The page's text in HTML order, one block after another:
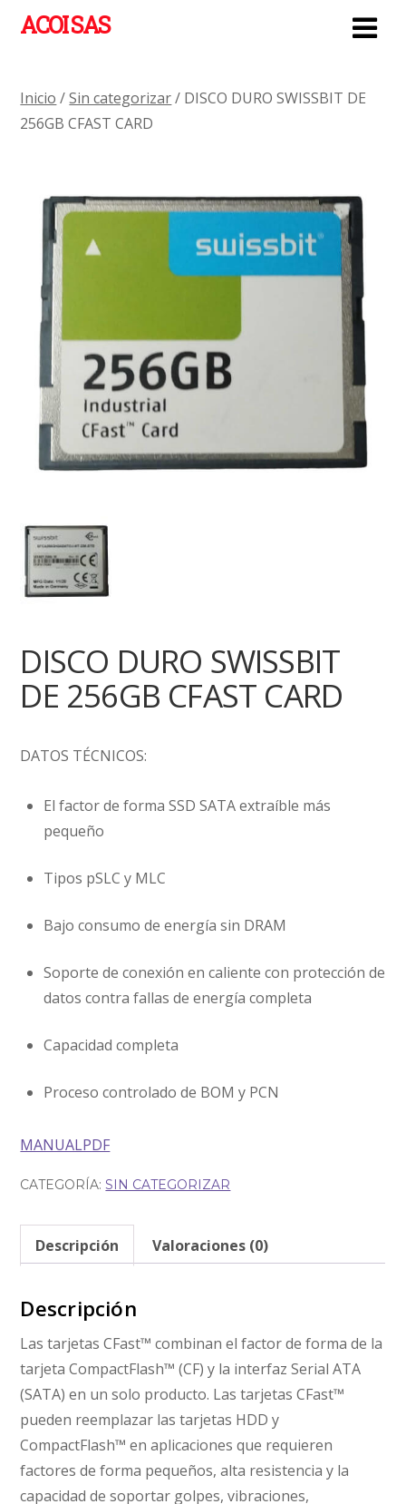
ACOI SAS
Inicio /Sin categorizar/ DISCO DURO SWISSBIT DE
256GB CFAST CARD
DISCO DURO SWISSBIT
DE 256GB CFAST CARD
DATOS TÉCNICOS:
El factor de forma SSD SATA extraíble más
pequeño
Tipos pSLC y MLC
Bajo consumo de energía sin DRAM
Soporte de conexión en caliente con protección de
datos contra fallas de energía completa
Capacidad completa
Proceso controlado de BOM y PCN
MANUALPDF
CATEGORÍA:SIN CATEGORIZAR
Descripción Valoraciones (0)
Descripción
Las tarjetas CFast™ combinan el factor de forma de la
tarjeta CompactFlash™ (CF) y la interfaz Serial ATA
(SATA) en un solo producto. Las tarjetas CFast™
pueden reemplazar las tarjetas HDD y
CompactFlash™ en aplicaciones que requieren
factores de forma pequeños, alta resistencia y la
capacidad de soportar golpes, vibraciones,